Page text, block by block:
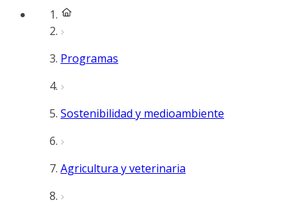
Programas
Sostenibilidad y medioambiente
Agricultura y veterinaria